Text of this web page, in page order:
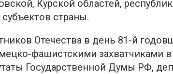
Курской областей,
субъектов страны.
Отечества в день 81-й
фашистскими захватчиками
Государственной Думы РФ,